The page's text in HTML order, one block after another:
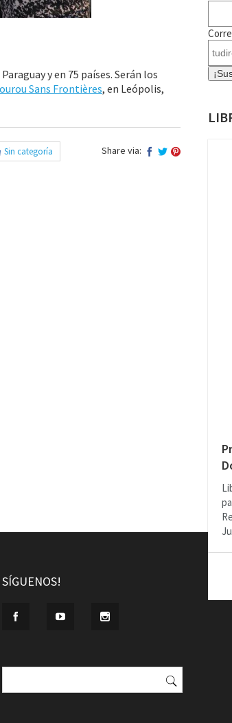
y en 75 países. Serán los
Sans Frontières, en Leópolis,
Sin categoría Share via:
SÍGUENOS!
Buscar: